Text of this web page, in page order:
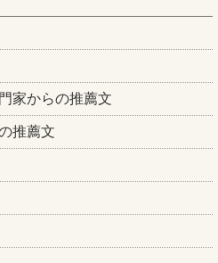
家からの推薦文
推薦文